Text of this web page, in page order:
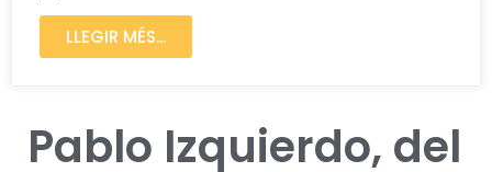
Pablo Izquierdo, del
LLEGIR MÉS...